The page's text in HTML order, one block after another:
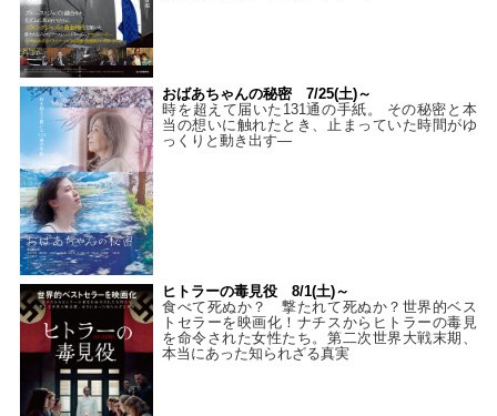
おばあちゃんの秘密 7/25(土)～
時を超えて届いた131通の手紙。 その秘密と本
当の想いに触れたとき、止まっていた時間がゆ
っくりと動き出す―
ヒトラーの毒見役 8/1(土)～
食べて死ぬか？ 撃たれて死ぬか？世界的ベス
トセラーを映画化！ナチスからヒトラーの毒見
を命令された女性たち。第二次世界大戦末期、
本当にあった知られざる真実